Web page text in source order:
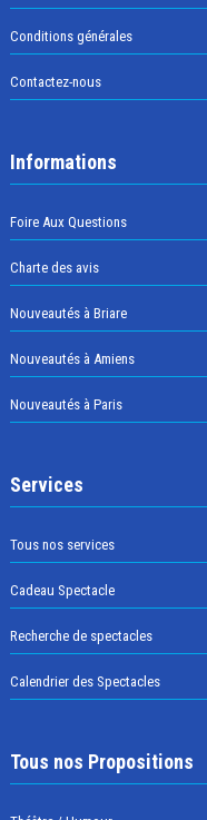
Conditions générales
Contactez-nous
Informations
Foire Aux Questions
Charte des avis
Nouveautés à Briare
Nouveautés à Amiens
Nouveautés à Paris
Services
Tous nos services
Cadeau Spectacle
Recherche de spectacles
Calendrier des Spectacles
Tous nos Propositions